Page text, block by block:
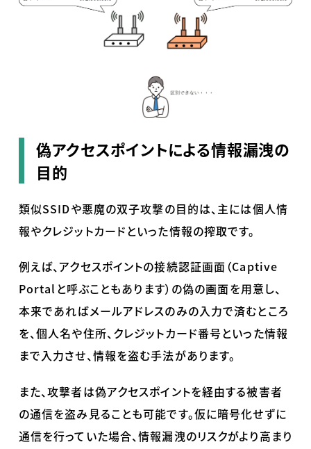
偽アクセスポイントによる情報漏洩の
目的
類似SSIDや悪魔の双子攻撃の目的は、主には個人情
報やクレジットカードといった情報の搾取です。
例えば、アクセスポイントの接続認証画面（Captive
Portalと呼ぶこともあります）の偽の画面を用意し、
本来であればメールアドレスのみの入力で済むところ
を、個人名や住所、クレジットカード番号といった情報
まで入力させ、情報を盗む手法があります。
また、攻撃者は偽アクセスポイントを経由する被害者
の通信を盗み見ることも可能です。仮に暗号化せずに
通信を行っていた場合、情報漏洩のリスクがより高まり